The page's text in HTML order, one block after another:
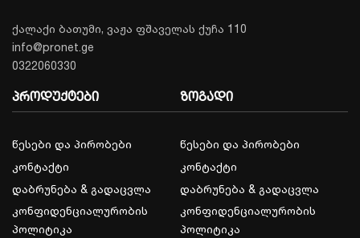
ქალაქი ბათუმი, ვაჟა ფშაველას ქუჩა 110
info@pronet.ge
0322060330
პროდუქტები
წესები და პირობები
კონტაქტი
დაბრუნება & გადაცვლა
კონფიდენციალურობის
პოლიტიკა
ზოგადი
წესები და პირობები
კონტაქტი
დაბრუნება & გადაცვლა
კონფიდენციალურობის
პოლიტიკა